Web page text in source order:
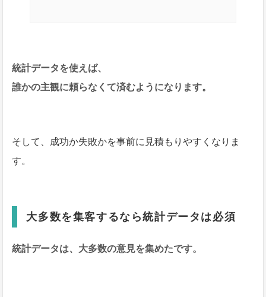
統計データを使えば、
誰かの主観に頼らなくて済むようになります。
そして、成功か失敗かを事前に見積もりやすくなりま
す。
大多数を集客するなら統計データは必須
統計データは、大多数の意見を集めたです。